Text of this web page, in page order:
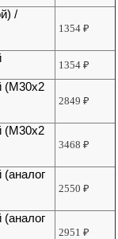
/
1354₽
1354₽
(М30х2
2849₽
(М30х2
3468₽
(аналог
2550₽
(аналог
2951₽